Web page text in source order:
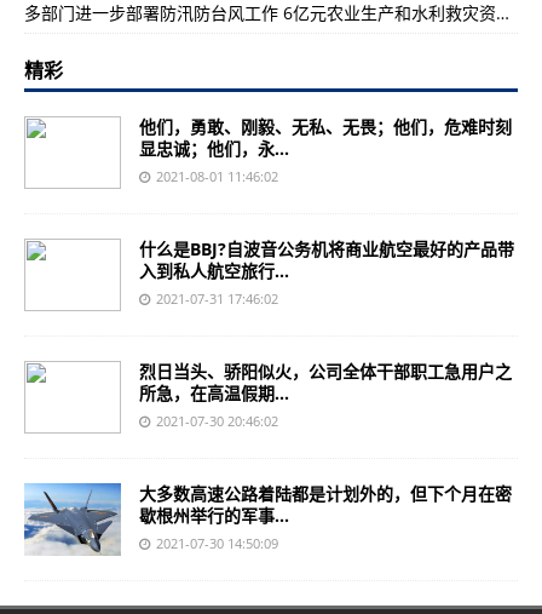
多部门进一步部署防汛防台风工作 6亿元农业生产和水利救灾资金已下达
精彩
他们，勇敢、刚毅、无私、无畏；他们，危难时刻
显忠诚；他们，永...
2021-08-01 11:46:02
什么是BBJ?自波音公务机将商业航空最好的产品带
入到私人航空旅行...
2021-07-31 17:46:02
烈日当头、骄阳似火，公司全体干部职工急用户之
所急，在高温假期...
2021-07-30 20:46:02
大多数高速公路着陆都是计划外的，但下个月在密
歇根州举行的军事...
2021-07-30 14:50:09